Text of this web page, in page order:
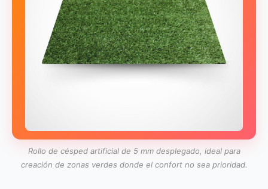
Rollo de césped artificial de 5 mm desplegado, ideal para
creación de zonas verdes donde el confort no sea prioridad.